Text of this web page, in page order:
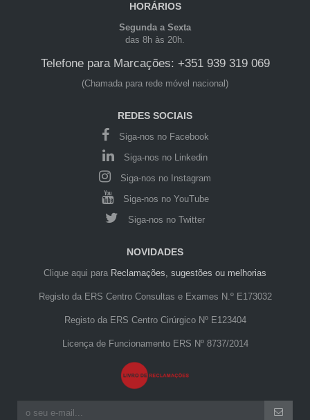
HORÁRIOS
Segunda a Sexta
das 8h às 20h.
Telefone para Marcações: +351 939 319 069
(Chamada para rede móvel nacional)
REDES SOCIAIS
Siga-nos no Facebook
Siga-nos no Linkedin
Siga-nos no Instagram
Siga-nos no YouTube
Siga-nos no Twitter
NOVIDADES
Clique aqui para Reclamações, sugestões ou melhorias
Registo da ERS Centro Consultas e Exames N.º E173032
Registo da ERS Centro Cirúrgico Nº E123404
Licença de Funcionamento ERS Nº 8737/2014